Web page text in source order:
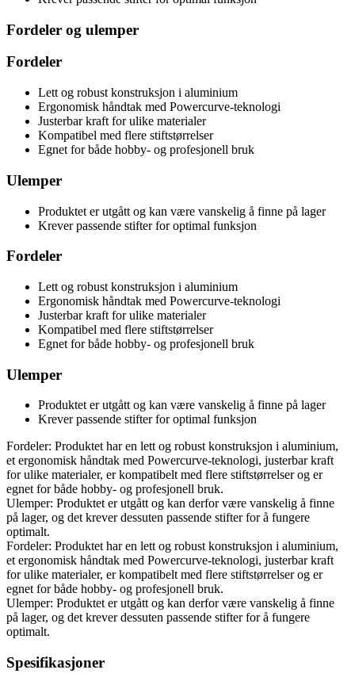
Fordeler og ulemper
Fordeler
Lett og robust konstruksjon i aluminium
Ergonomisk håndtak med Powercurve-teknologi
Justerbar kraft for ulike materialer
Kompatibel med flere stiftstørrelser
Egnet for både hobby- og profesjonell bruk
Ulemper
Produktet er utgått og kan være vanskelig å finne på lager
Krever passende stifter for optimal funksjon
Fordeler
Lett og robust konstruksjon i aluminium
Ergonomisk håndtak med Powercurve-teknologi
Justerbar kraft for ulike materialer
Kompatibel med flere stiftstørrelser
Egnet for både hobby- og profesjonell bruk
Ulemper
Produktet er utgått og kan være vanskelig å finne på lager
Krever passende stifter for optimal funksjon
Fordeler: Produktet har en lett og robust konstruksjon i aluminium,
et ergonomisk håndtak med Powercurve-teknologi, justerbar kraft
for ulike materialer, er kompatibelt med flere stiftstørrelser og er
egnet for både hobby- og profesjonell bruk.
Ulemper: Produktet er utgått og kan derfor være vanskelig å finne
på lager, og det krever dessuten passende stifter for å fungere
optimalt.
Fordeler: Produktet har en lett og robust konstruksjon i aluminium,
et ergonomisk håndtak med Powercurve-teknologi, justerbar kraft
for ulike materialer, er kompatibelt med flere stiftstørrelser og er
egnet for både hobby- og profesjonell bruk.
Ulemper: Produktet er utgått og kan derfor være vanskelig å finne
på lager, og det krever dessuten passende stifter for å fungere
optimalt.
Spesifikasjoner